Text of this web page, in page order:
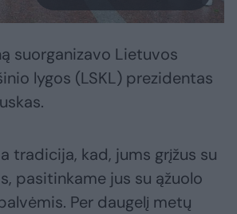
suorganizavo Lietuvos
lygos (LSKL) prezidentas
tradicija, kad, jums grįžus su
pasitinkame jus su ąžuolo
Per daugelį metų